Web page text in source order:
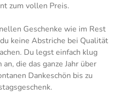
zum vollen Preis.
Geschenke wie im Rest
keine Abstriche bei Qualität
Du legst einfach klug
die das ganze Jahr über
Dankeschön bis zu